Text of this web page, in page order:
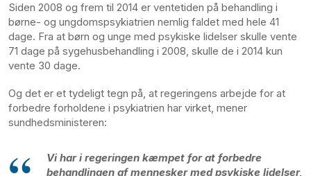
Siden 2008 og frem til 2014 er ventetiden på behandling i
børne- og ungdomspsykiatrien nemlig faldet med hele 41
dage. Fra at børn og unge med psykiske lidelser skulle vente
71 dage på sygehusbehandling i 2008, skulle de i 2014 kun
vente 30 dage.
Og det er et tydeligt tegn på, at regeringens arbejde for at
forbedre forholdene i psykiatrien har virket, mener
sundhedsministeren:
Vi har i regeringen kæmpet for at forbedre
behandlingen af mennesker med psykiske lidelser,